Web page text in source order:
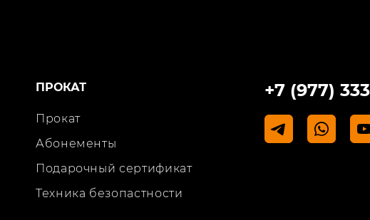
ПРОКАТ
Прокат
Абонементы
Подарочный сертификат
Техника безопастности
+7 (977)